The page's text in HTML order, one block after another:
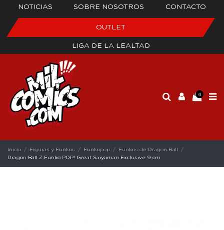
NOTICIAS SOBRE NOSOTROS CONTACTO
OUTLET
LIGA DE LA LEALTAD
0
Inicio Figuras y Funkos Funkopop
Funkos de Dragon Ball
Dragon Ball Z Funko POP! Great Saiyaman Exclusive 9 cm